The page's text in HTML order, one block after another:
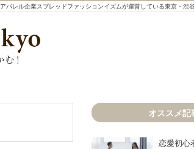
アパレル企業スプレッドファッションイズムが運営している東京・渋
オススメ記
恋愛初心